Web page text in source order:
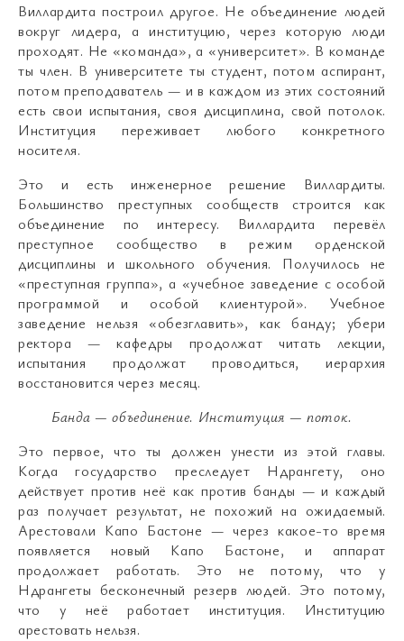
Виллардита построил другое. Не объединение людей
вокруг лидера, а институцию, через которую люди
проходят. Не «команда», а «университет». В команде
ты член. В университете ты студент, потом аспирант,
потом преподаватель — и в каждом из этих состояний
есть свои испытания, своя дисциплина, свой потолок.
Институция переживает любого конкретного
носителя.
Это и есть инженерное решение Виллардиты.
Большинство преступных сообществ строится как
объединение по интересу. Виллардита перевёл
преступное сообщество в режим орденской
дисциплины и школьного обучения. Получилось не
«преступная группа», а «учебное заведение с особой
программой и особой клиентурой». Учебное
заведение нельзя «обезглавить», как банду; убери
ректора — кафедры продолжат читать лекции,
испытания продолжат проводиться, иерархия
восстановится через месяц.
Банда—объединение. Институция — поток.
Это первое, что ты должен унести из этой главы.
Когда государство преследует Ндрангету, оно
действует против неё как против банды — и каждый
раз получает результат, не похожий на ожидаемый.
Арестовали Капо Бастоне — через какое-то время
появляется новый Капо Бастоне, и аппарат
продолжает работать. Это не потому, что у
Ндрангеты бесконечный резерв людей. Это потому,
что у неё работает институция. Институцию
арестовать нельзя.